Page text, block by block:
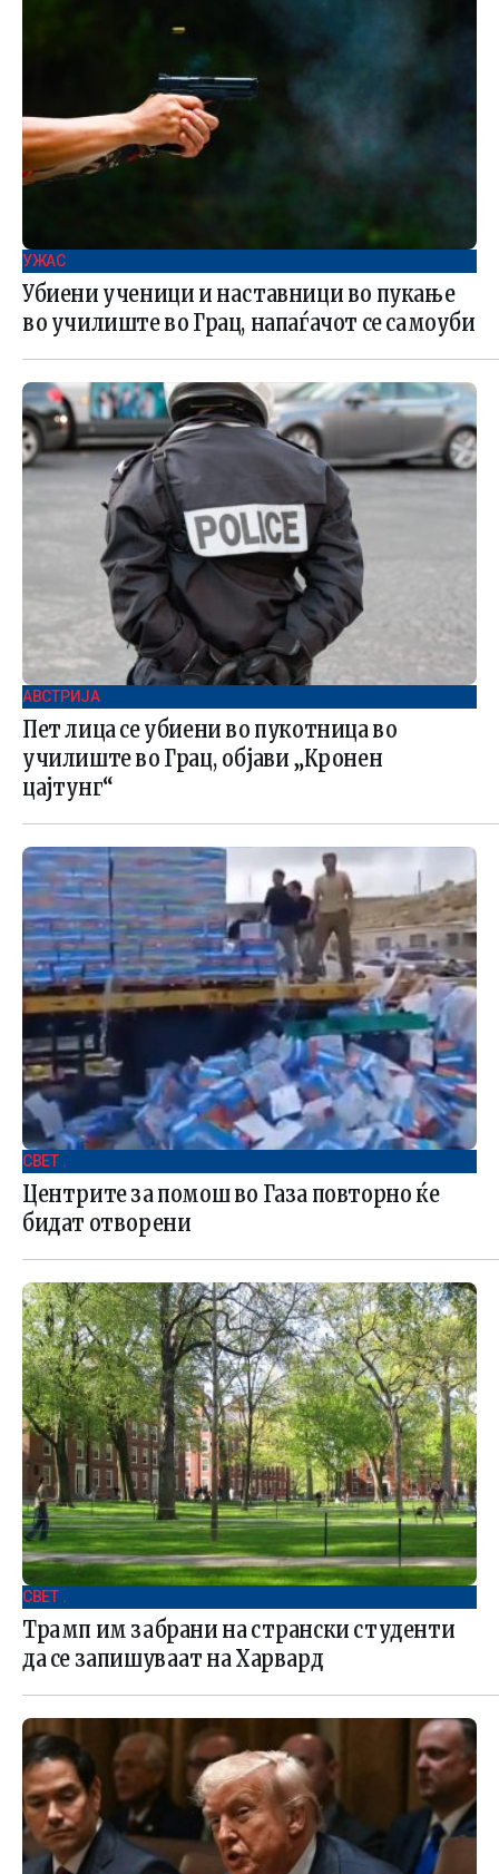
УЖАС
Убиени ученици и наставници во пукање
во училиште во Грац, напаѓачот се самоуби
АВСТРИЈА
Пет лица се убиени во пукотница во
училиште во Грац, објави „Кронен
цајтунг“
СВЕТ .
Центрите за помош во Газа повторно ќе
бидат отворени
СВЕТ .
Трамп им забрани на странски студенти
да се запишуваат на Харвард